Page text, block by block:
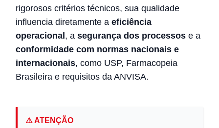
rigorosos critérios técnicos, sua qualidade
influencia diretamente a eficiência
operacional, a segurança dos processos e a
conformidade com normas nacionais e
internacionais, como USP, Farmacopeia
Brasileira e requisitos da ANVISA.
⚠️ ATENÇÃO